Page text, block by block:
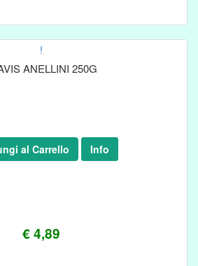
!
ANELLINI 250G
€ 4,89
al Carrello Info